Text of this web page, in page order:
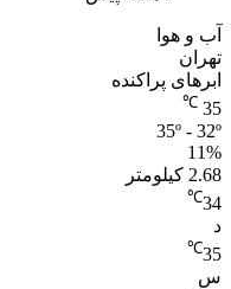
آب و هوا
تهران
ابرهای پراکنده
35
℃
35º - 32º
11%
2.68 کیلومتر
34
℃
د
35
℃
س